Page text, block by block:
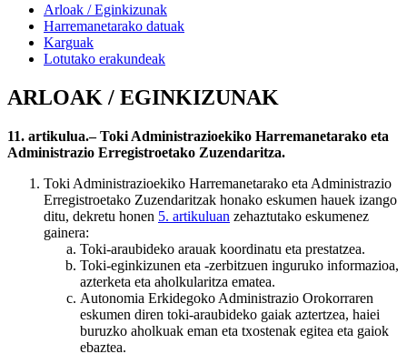
Arloak / Eginkizunak
Harremanetarako datuak
Karguak
Lotutako erakundeak
ARLOAK / EGINKIZUNAK
11. artikulua.– Toki Administrazioekiko Harremanetarako eta
Administrazio Erregistroetako Zuzendaritza.
Toki Administrazioekiko Harremanetarako eta Administrazio
Erregistroetako Zuzendaritzak honako eskumen hauek izango
ditu, dekretu honen 5. artikuluan zehaztutako eskumenez
gainera:
Toki-araubideko arauak koordinatu eta prestatzea.
Toki-eginkizunen eta -zerbitzuen inguruko informazioa,
azterketa eta aholkularitza ematea.
Autonomia Erkidegoko Administrazio Orokorraren
eskumen diren toki-araubideko gaiak aztertzea, haiei
buruzko aholkuak eman eta txostenak egitea eta gaiok
ebaztea.